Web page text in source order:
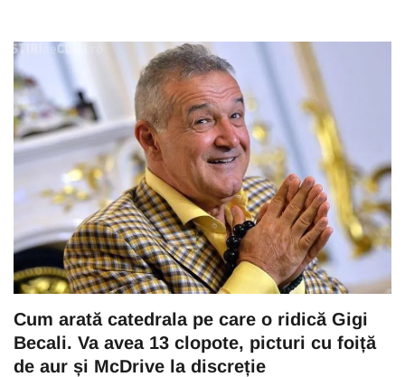
Cum arată catedrala pe care o ridică Gigi
Becali. Va avea 13 clopote, picturi cu foiță
de aur și McDrive la discreție